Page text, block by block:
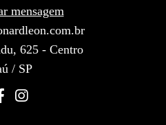
mensagem
625 - Centro
/ SP